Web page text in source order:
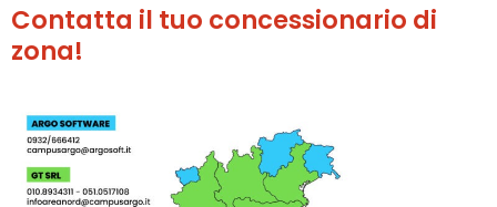
Contatta il tuo concessionario di
zona!